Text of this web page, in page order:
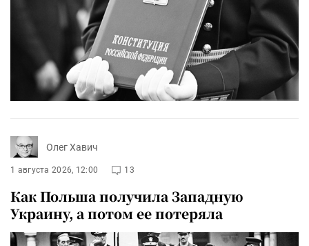
Олег Хавич
1 августа 2026, 12:00 13
Как Польша получила Западную
Украину, а потом ее потеряла